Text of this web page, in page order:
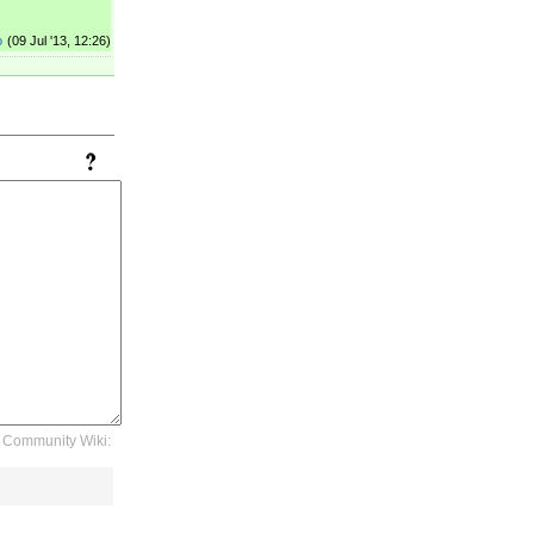
(09 Jul '13, 12:26)
Community Wiki: